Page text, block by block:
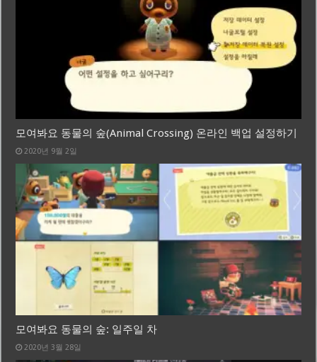
모여봐요 동물의 숲(Animal Crossing) 온라인 백업 설정하기
2020년 9월 2일
모여봐요 동물의 숲: 일주일 차
2020년 3월 28일